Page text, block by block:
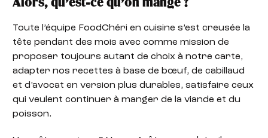
Alors, qu’est-ce qu’on mange ?
Toute l’équipe FoodChéri en cuisine s’est creusée la
tête pendant des mois avec comme mission de
proposer toujours autant de choix à notre carte,
adapter nos recettes à base de bœuf, de cabillaud
et d’avocat en version plus durables, satisfaire ceux
qui veulent continuer à manger de la viande et du
poisson.